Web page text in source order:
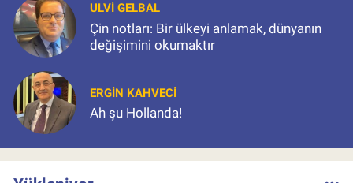
ULVI GELBAL
Çin notları: Bir ülkeyi anlamak, dünyanın
değişimini okumaktır
ERGIN KAHVECI
Ah şu Hollanda!